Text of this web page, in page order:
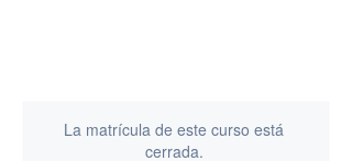
La matrícula de este curso está
cerrada.